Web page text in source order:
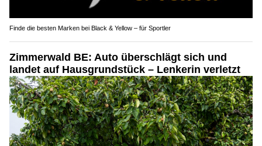
Finde die besten Marken bei Black & Yellow – für Sportler
Zimmerwald BE: Auto überschlägt sich und
landet auf Hausgrundstück – Lenkerin verletzt